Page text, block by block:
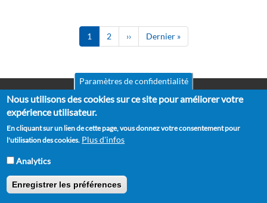
Page
courante
1 Page
2
Page
suivante
››
Dernière
page
Dernier »
Pied
de
page
Mentions légales
CGV
Politique de confidentialité
Politique de cookies
Contact
Paramètres de confidentialité
Nous utilisons des cookies sur ce site pour améliorer votre
expérience utilisateur.
En cliquant sur un lien de cette page, vous donnez votre consentement pour
l'utilisation des cookies. Plus d'infos
Analytics
Enregistrer les préférences